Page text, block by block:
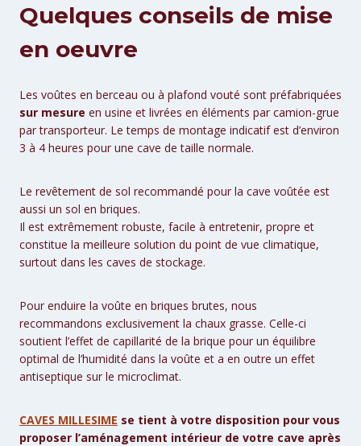
Quelques conseils de mise
en oeuvre
Les voûtes en berceau ou à plafond vouté sont préfabriquées
sur mesure en usine et livrées en éléments par camion-grue
par transporteur. Le temps de montage indicatif est d’environ
3 à 4 heures pour une cave de taille normale.
Le revêtement de sol recommandé pour la cave voûtée est
aussi un sol en briques.
Il est extrêmement robuste, facile à entretenir, propre et
constitue la meilleure solution du point de vue climatique,
surtout dans les caves de stockage.
Pour enduire la voûte en briques brutes, nous
recommandons exclusivement la chaux grasse. Celle-ci
soutient l’effet de capillarité de la brique pour un équilibre
optimal de l’humidité dans la voûte et a en outre un effet
antiseptique sur le microclimat.
CAVES MILLESIME se tient à votre disposition pour vous
proposer l’aménagement intérieur de votre cave après